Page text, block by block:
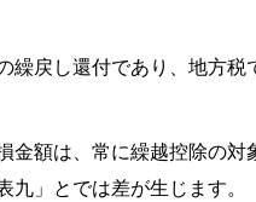
戻し還付であり、地方税
金額は、常に繰越控除の
九」とでは差が生じます。